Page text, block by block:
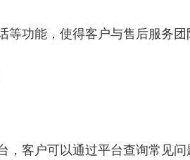
等功能，使得客户与售后服务
，客户可以通过平台查询常见